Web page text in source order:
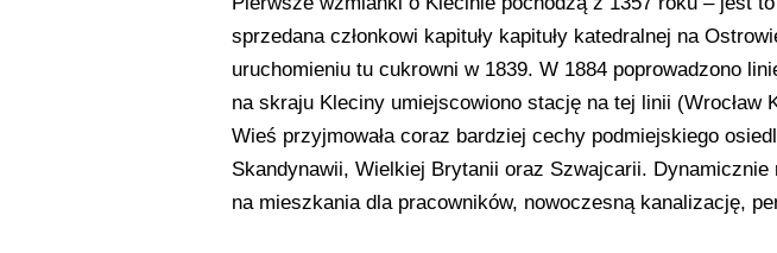
sprzedana członkowi kapituły kapituły katedralnej na
uruchomieniu tu cukrowni w 1839. W 1884 poprowadzono
na skraju Kleciny umiejscowiono stację na tej linii
Wieś przyjmowała coraz bardziej cechy podmiejskiego
Skandynawii, Wielkiej Brytanii oraz Szwajcarii.
na mieszkania dla pracowników, nowoczesną kanalizację,